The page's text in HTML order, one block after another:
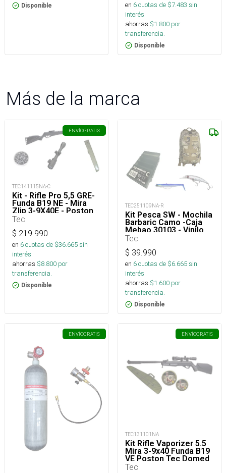
Disponible en 6cuotas de $7.483 sin
interés
ahorras $1.800 por
transferencia.
Disponible
Más de la marca
ENVÍOGRATIS
TEC141115NA-C
Kit - Rifle Pro 5,5 GRE-
Funda B19 NE - Mira
Zlip 3-9X40E - Poston
TEC Match Ama 5,5
Tec
$ 219.990
en 6cuotas de $36.665sin
interés
ahorras $8.800 por
transferencia.
Disponible
TEC251109NA-R
Kit Pesca SW - Mochila
Barbaric Camo -Caja
Mebao 30103 - Vinilo
Savage 22G Blue -
Runner 37G Zebra
Tec
$ 39.990
en 6cuotas de $6.665sin
interés
ahorras $1.600 por
transferencia.
Disponible
ENVÍOGRATIS ENVÍOGRATIS
TEC131101NA
Kit Rifle Vaporizer 5.5
Mira 3-9x40 Funda B19
VE Poston Tec Domed
18,13 5,5 2LT_
Tec